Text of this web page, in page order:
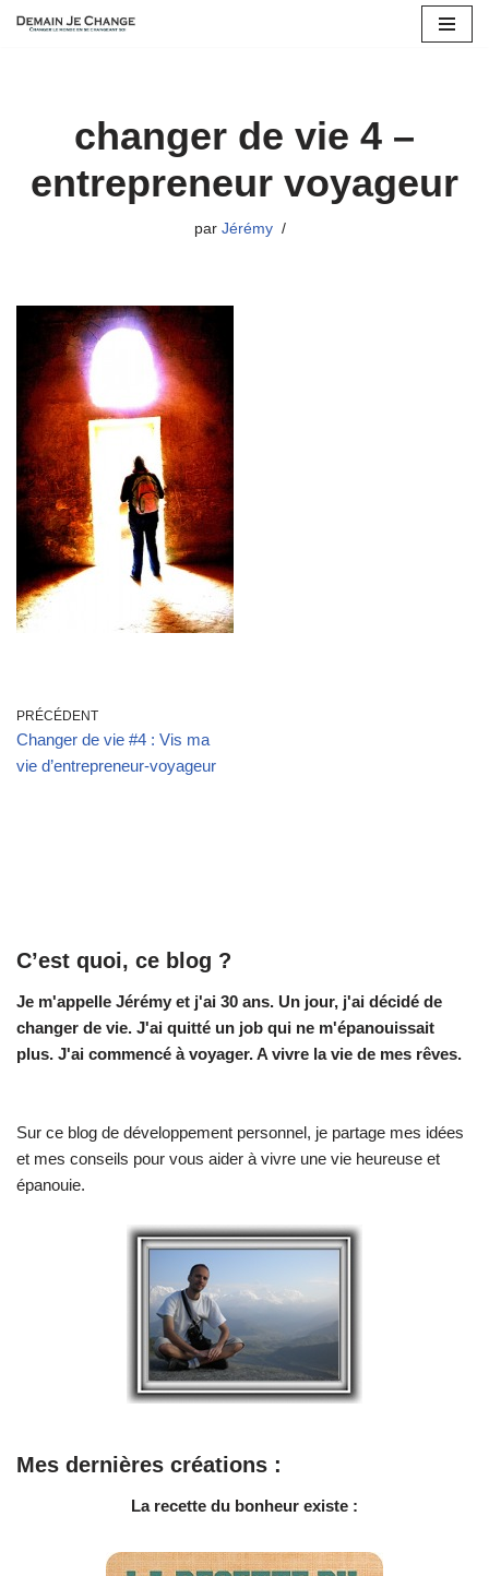
changer de vie 4 –
entrepreneur voyageur
par Jérémy
PRÉCÉDENT
Changer de vie #4 : Vis ma
vie d’entrepreneur-voyageur
C’est quoi, ce blog ?
Je m'appelle Jérémy et j'ai 30 ans. Un jour, j'ai décidé de
changer de vie. J'ai quitté un job qui ne m'épanouissait
plus. J'ai commencé à voyager. A vivre la vie de mes rêves.
Sur ce blog de développement personnel, je partage mes idées
et mes conseils pour vous aider à vivre une vie heureuse et
épanouie.
Mes dernières créations :
La recette du bonheur existe :